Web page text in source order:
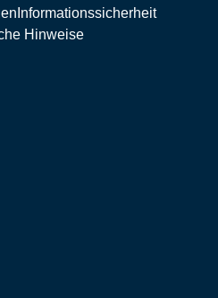
Informationssicherheit
Hinweise